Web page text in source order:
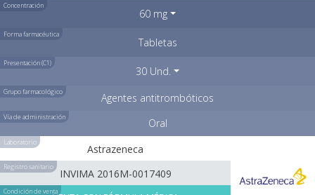
Concentración
60 mg
Forma farmacéutica
Tabletas
Presentación (C1)
30 Und.
Grupo farmacológico Agentes antitrombóticos
Vía de administración Oral
Laboratorio
Astrazeneca
Registro sanitario
INVIMA 2016M-0017409
Condición de venta